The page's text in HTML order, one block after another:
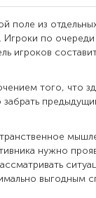
поле из
по
игроков
того, что
нужно
выгодным